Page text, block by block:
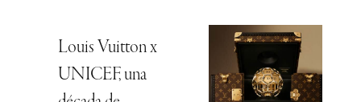
Louis Vuitton x
UNICEF, una